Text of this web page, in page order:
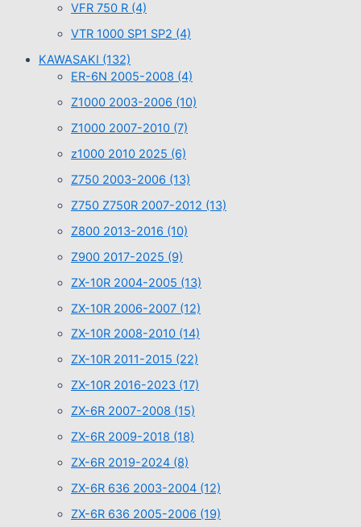
VFR 750 R (4)
VTR 1000 SP1 SP2 (4)
KAWASAKI (132)
ER-6N 2005-2008 (4)
Z1000 2003-2006 (10)
Z1000 2007-2010 (7)
z1000 2010 2025 (6)
Z750 2003-2006 (13)
Z750 Z750R 2007-2012 (13)
Z800 2013-2016 (10)
Z900 2017-2025 (9)
ZX-10R 2004-2005 (13)
ZX-10R 2006-2007 (12)
ZX-10R 2008-2010 (14)
ZX-10R 2011-2015 (22)
ZX-10R 2016-2023 (17)
ZX-6R 2007-2008 (15)
ZX-6R 2009-2018 (18)
ZX-6R 2019-2024 (8)
ZX-6R 636 2003-2004 (12)
ZX-6R 636 2005-2006 (19)